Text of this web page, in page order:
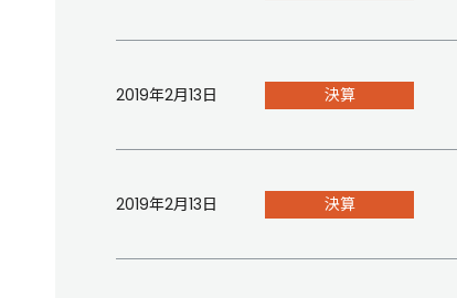
2019年2月13日 決算
2019年2月13日 決算